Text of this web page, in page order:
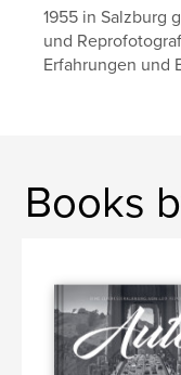
Additional
Project Option:
cm
Keywords
Roadtrip ,
1955 in Salzburg
und
Erfahrungen und
Books